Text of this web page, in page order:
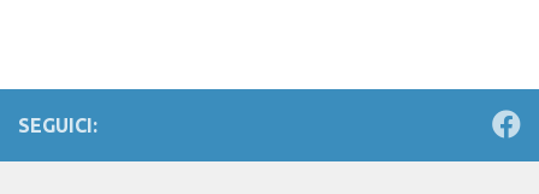
SEGUICI: